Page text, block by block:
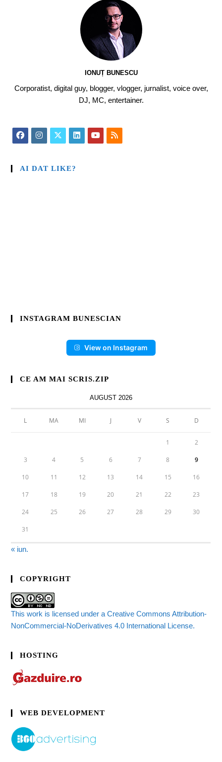
IONUȚ BUNESCU
Corporatist, digital guy, blogger, vlogger, jurnalist, voice over,
DJ, MC, entertainer.
AI DAT LIKE?
INSTAGRAM BUNESCIAN
View on Instagram
CE AM MAI SCRIS.ZIP
AUGUST 2026
L MA MI J V S D
1 2
3 4 5 6 7 8 9
10 11 12 13 14 15 16
17 18 19 20 21 22 23
24 25 26 27 28 29 30
31
« iun.
COPYRIGHT
This work is licensed under a Creative Commons Attribution-
NonCommercial-NoDerivatives 4.0 International License.
HOSTING
WEB DEVELOPMENT